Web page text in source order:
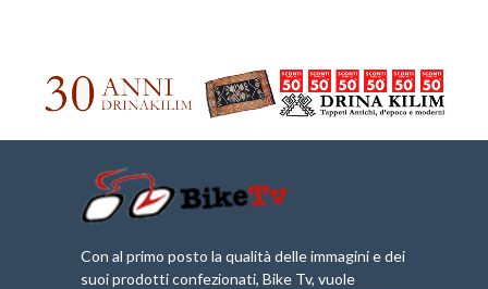
Con al primo posto la qualità delle immagini e dei
suoi prodotti confezionati, Bike Tv, vuole